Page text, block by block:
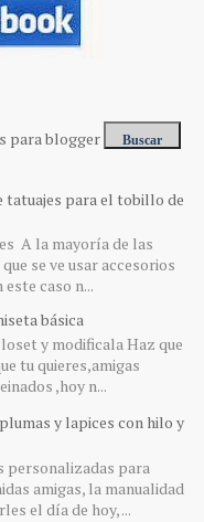
tatuajes para el tobillo de
A la mayoría de las
se ve usar accesorios
caso n...
básica
y modificala Haz que
tu quieres,amigas
,hoy n...
y lapices con hilo y
personalizadas para
amigas, la manualidad
el día de hoy, ...